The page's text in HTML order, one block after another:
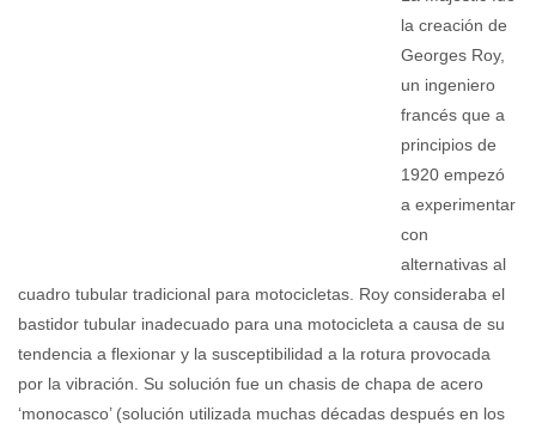
La Majestic
fue la creación
de Georges
Roy, un
ingeniero
francés que a
principios de
1920 empezó
a experimentar
con
alternativas al cuadro tubular tradicional para motocicletas. Roy
consideraba el bastidor tubular inadecuado para una
motocicleta a causa de su tendencia a flexionar y la
susceptibilidad a la rotura provocada por la vibración. Su